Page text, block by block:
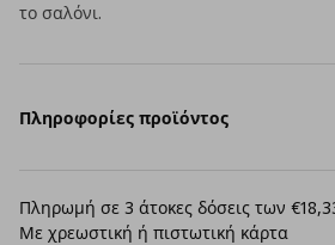
το σαλόνι.
Πληροφορίες προϊόντος
Πληρωμή σε 3 άτοκες δόσεις των
Με χρεωστική ή πιστωτική κάρτα